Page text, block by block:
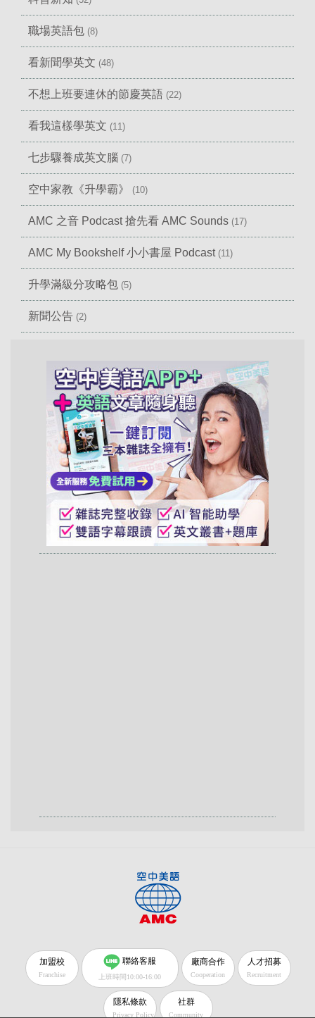
職場英語包 (8)
看新聞學英文 (48)
不想上班要連休的節慶英語 (22)
看我這樣學英文 (11)
七步驟養成英文腦 (7)
空中家教《升學霸》 (10)
AMC 之音 Podcast 搶先看 AMC Sounds (17)
AMC My Bookshelf 小小書屋 Podcast (11)
升學滿級分攻略包 (5)
新聞公告 (2)
加盟校
Franchise
聯絡客服
上班時間10:00-16:00
廠商合作
Cooperation
人才招募
Recruitment
隱私條款
Privacy Policy
社群
Community